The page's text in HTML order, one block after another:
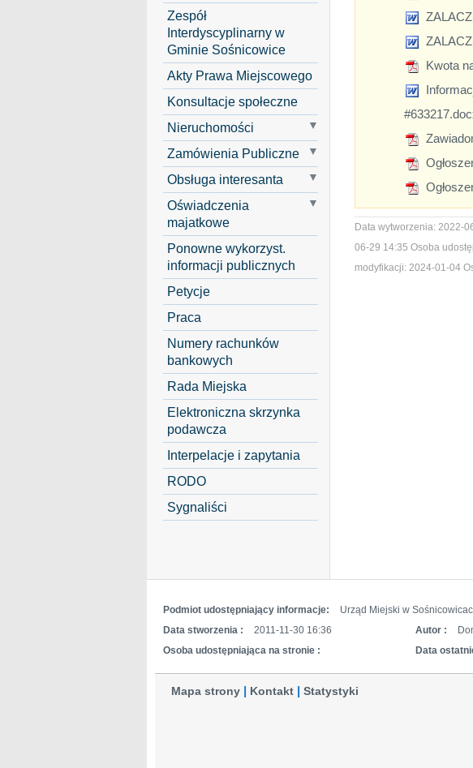
Zespół
Interdyscyplinarny w
Gminie Sośnicowice
Akty Prawa Miejscowego
Konsultacje społeczne
Nieruchomości
Zamówienia Publiczne
Obsługa interesanta
Oświadczenia
majatkowe
Ponowne wykorzyst.
informacji publicznych
Petycje
Praca
Numery rachunków
bankowych
Rada Miejska
Elektroniczna skrzynka
podawcza
Interpelacje i zapytania
RODO
Sygnaliści
Kwota
Data wytworzenia: 2022-
06-29 14:35 Osoba
modyfikacji: 2024-01-04
Podmiot udostępniający informacje:
Urząd Miejski w
Data stworzenia :
2011-11-30 16:36 Autor :
Osoba udostępniająca na stronie :
Data
Mapa strony Kontakt Statystyki